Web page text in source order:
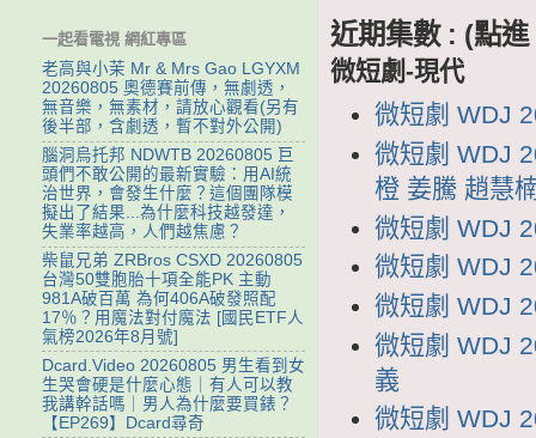
近期集數 : (點
微短劇-現代
微短劇 WDJ
微短劇 WDJ
橙 姜騰 趙慧
微短劇 WDJ
微短劇 WDJ
微短劇 WDJ
微短劇 WDJ
義
微短劇 WDJ
一起看電視 網紅專區
老高與小茉 Mr & Mrs Gao LGYXM
20260805 奧德賽前傳，無劇透，
無音樂，無素材，請放心觀看(另有
後半部，含劇透，暫不對外公開)
腦洞烏托邦 NDWTB 20260805 巨
頭們不敢公開的最新實驗：用AI統
治世界，會發生什麼？這個團隊模
擬出了結果...為什麼科技越發達，
失業率越高，人們越焦慮？
柴鼠兄弟 ZRBros CSXD 20260805
台灣50雙胞胎十項全能PK 主動
981A破百萬 為何406A破發照配
17％？用魔法對付魔法 [國民ETF人
氣榜2026年8月號]
Dcard.Video 20260805 男生看到女
生哭會硬是什麼心態｜有人可以教
我講幹話嗎｜男人為什麼要買錶？
【EP269】Dcard尋奇